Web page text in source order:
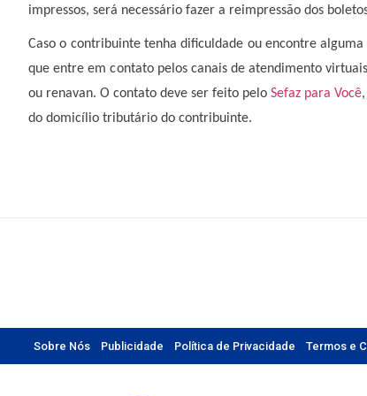
impressos, será necessário fazer a reimpressão dos
Caso o contribuinte tenha dificuldade ou encontre
que entre em contato pelos canais de atendimento
ou renavan. O contato deve ser feito pelo Sefaz para Você
do domicílio tributário do contribuinte.
Sobre Nós Publicidade Política de Privacidade Termos e